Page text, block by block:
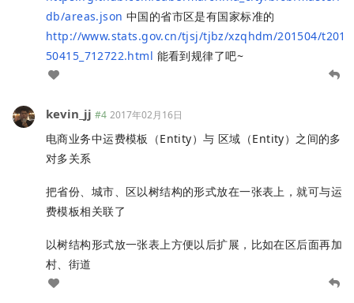
db/areas.json 中国的省市区是有国家标准的
http://www.stats.gov.cn/tjsj/tjbz/xzqhdm/201504/t201
50415_712722.html 能看到规律了吧~
kevin_jj #4 2017年02月16日
电商业务中运费模板（Entity）与 区域（Entity）之间的多
对多关系
把省份、城市、区以树结构的形式放在一张表上，就可与运
费模板相关联了
以树结构形式放一张表上方便以后扩展，比如在区后面再加
村、街道